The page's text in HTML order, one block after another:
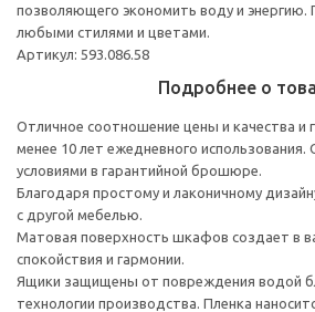
позволяющего экономить воду и энергию.
любыми стилями и цветами.
Артикул: 593.086.58
Подробнее о
Отличное соотношение цены и качества и
менее 10 лет ежедневного использования.
условиями в гарантийной брошюре.
Благодаря простому и лаконичному
с другой мебелью.
Матовая поверхность шкафов создает в
спокойствия и гармонии.
Ящики защищены от повреждения водой
технологии производства. Пленка